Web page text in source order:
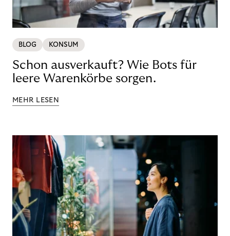
BLOG KONSUM
Schon ausverkauft? Wie Bots für
leere Warenkörbe sorgen.
MEHR LESEN